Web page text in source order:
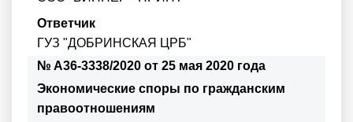
Ответчик
ГУЗ "ДОБРИНСКАЯ ЦРБ"
№ А36-3338/2020 от 25 мая 2020 года
Экономические споры по гражданским
правоотношениям